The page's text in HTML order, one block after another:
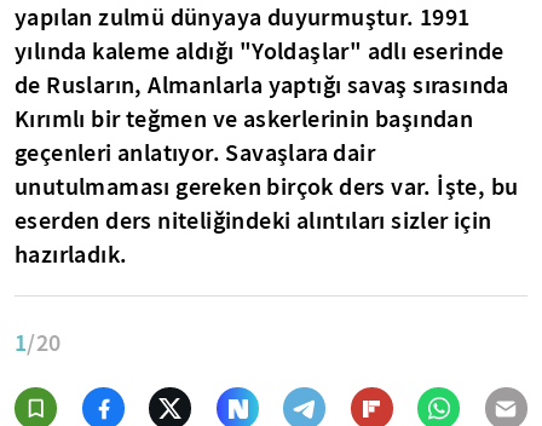
yapılan zulmü dünyaya duyurmuştur. 1991
yılında kaleme aldığı "Yoldaşlar" adlı eserinde
de Rusların, Almanlarla yaptığı savaş sırasında
Kırımlı bir teğmen ve askerlerinin başından
geçenleri anlatıyor. Savaşlara dair
unutulmaması gereken birçok ders var. İşte, bu
eserden ders niteliğindeki alıntıları sizler için
hazırladık.
1/20